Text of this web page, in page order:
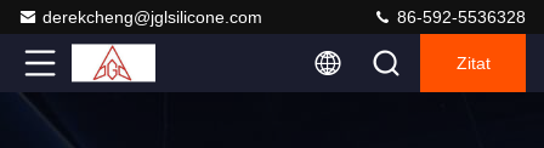
derekcheng@jglsilicone.com 86-592-5536328
Zitat